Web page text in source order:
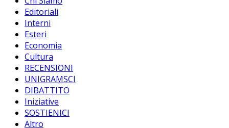
Editoriali
Interni
Esteri
Economia
Cultura
RECENSIONI
UNIGRAMSCI
DIBATTITO
Iniziative
SOSTIENICI
Altro